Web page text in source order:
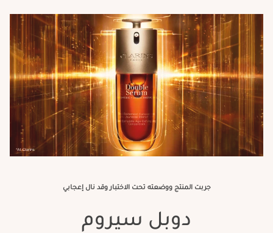
جربت المنتج ووضعته تحت الاختبار وقد نال إعجابي
دوبل سيروم